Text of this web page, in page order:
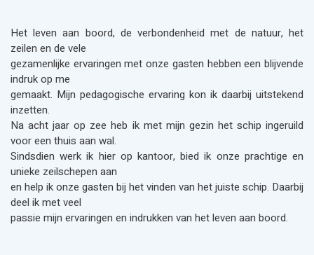
Het leven aan boord, de verbondenheid met de natuur, het
zeilen en de vele
gezamenlijke ervaringen met onze gasten hebben een blijvende
indruk op me
gemaakt. Mijn pedagogische ervaring kon ik daarbij uitstekend
inzetten.
Na acht jaar op zee heb ik met mijn gezin het schip ingeruild
voor een thuis aan wal.
Sindsdien werk ik hier op kantoor, bied ik onze prachtige en
unieke zeilschepen aan
en help ik onze gasten bij het vinden van het juiste schip. Daarbij
deel ik met veel
passie mijn ervaringen en indrukken van het leven aan boord.